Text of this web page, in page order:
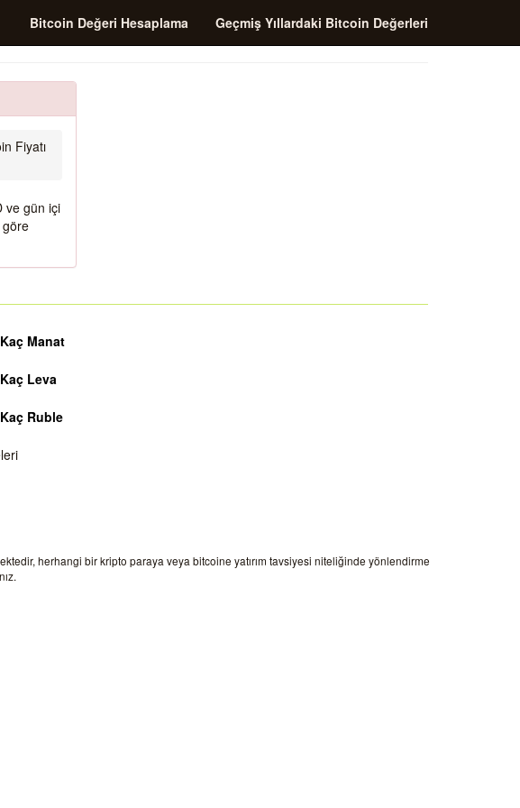
Bitcoin Değeri Hesaplama Geçmiş Yıllardaki Bitcoin Değerleri
Fiyatı
ve gün içi
göre
Manat
Leva
Ruble
herhangi bir kripto paraya veya bitcoine yatırım tavsiyesi niteliğinde yönlendirme